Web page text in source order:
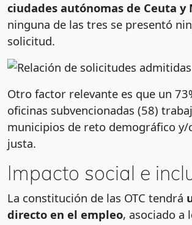
ciudades autónomas de Ceuta y
ninguna de las tres se presentó
solicitud.
Otro factor relevante es que un
oficinas subvencionadas (58)
municipios de reto demográfico
justa.
Impacto social e
La constitución de las OTC tendrá
directo en el empleo, asociado a